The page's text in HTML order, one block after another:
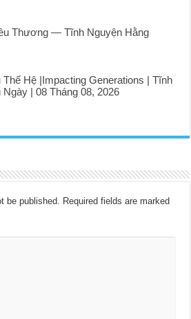
Thương — Tĩnh Nguyện Hằng
Hệ |Impacting Generations | Tĩnh
| 08 Tháng 08, 2026
be published. Required fields are marked